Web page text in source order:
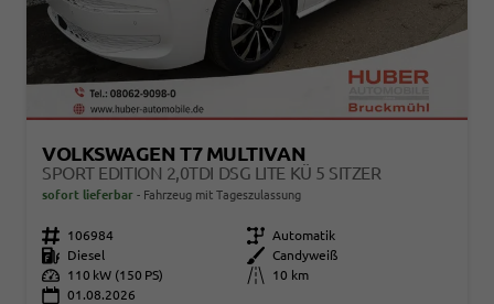
VOLKSWAGEN T7 MULTIVAN
SPORT EDITION 2,0TDI DSG LITE KÜ 5 SITZER
sofort lieferbar Fahrzeug mit Tageszulassung
Fahrzeugnr. 106984 Getriebe Automatik
Kraftstoff
Diesel Außenfarbe
Candyweiß
Leistung
110 kW (150 PS) Kilometerstand
10 km
01.08.2026